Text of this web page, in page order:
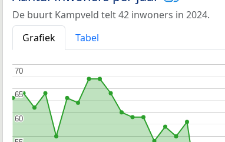
De buurt Kampveld telt 42 inwoners in 2024.
Grafiek
Tabel
60
60
65
65
70
70